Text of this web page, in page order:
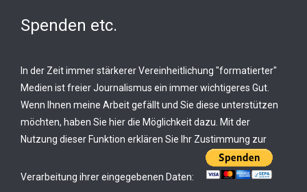
Spenden etc.
In der Zeit immer stärkerer Vereinheitlichung "formatierter"
Medien ist freier Journalismus ein immer wichtigeres Gut.
Wenn Ihnen meine Arbeit gefällt und Sie diese unterstützen
möchten, haben Sie hier die Möglichkeit dazu. Mit der
Nutzung dieser Funktion erklären Sie Ihr Zustimmung zur
Verarbeitung ihrer eingegebenen Daten: